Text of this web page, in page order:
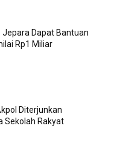
Jepara Dapat Bantuan
Rp1 Miliar
Diterjunkan
Sekolah Rakyat